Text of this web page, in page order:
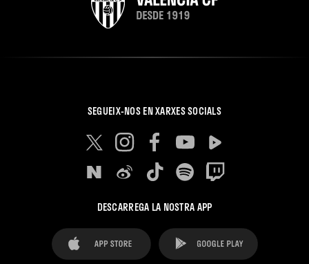
SEGUEIX-NOS EN XARXES SOCIALS
DESCARREGA LA NOSTRA APP